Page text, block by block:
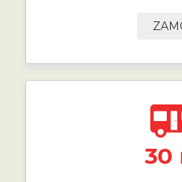
30